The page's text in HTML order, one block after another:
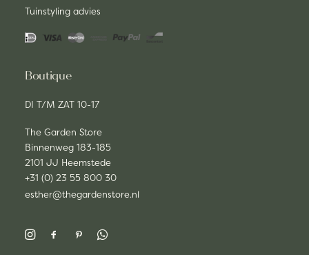
Tuinstyling advies
Boutique
DI T/M ZAT 10-17
The Garden Store
Binnenweg 183-185
2101 JJ Heemstede
+31 (0) 23 55 800 30
esther@thegardenstore.nl